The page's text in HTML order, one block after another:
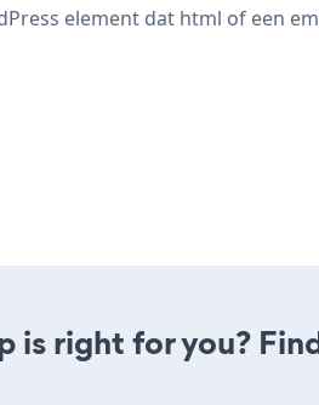
element dat html of een
is right for you?